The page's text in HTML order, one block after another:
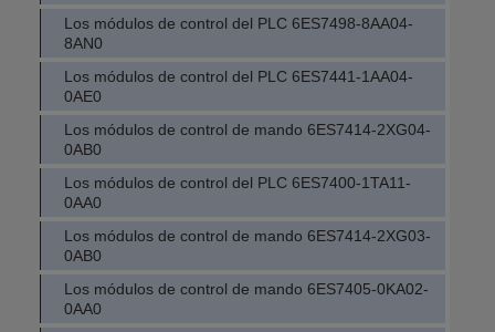
Los módulos de control del PLC 6ES7498-8AA04-
8AN0
Los módulos de control del PLC 6ES7441-1AA04-
0AE0
Los módulos de control de mando 6ES7414-2XG04-
0AB0
Los módulos de control del PLC 6ES7400-1TA11-
0AA0
Los módulos de control de mando 6ES7414-2XG03-
0AB0
Los módulos de control de mando 6ES7405-0KA02-
0AA0